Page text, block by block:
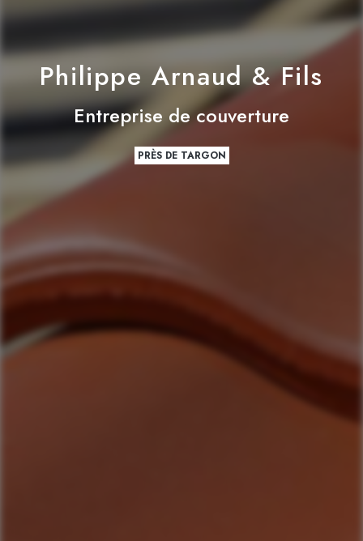
Philippe Arnaud & Fils
Entreprise de couverture
PRÈS DE TARGON